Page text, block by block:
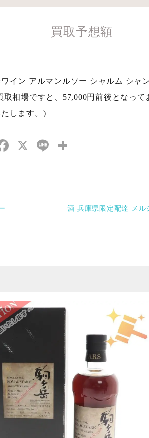
買取予想額
イン アルマンルソー シャルム シャ
取相場ですと、57,000円前後となっ
します。)
Facebook
X Line
酒 兵庫県限定配達 メル